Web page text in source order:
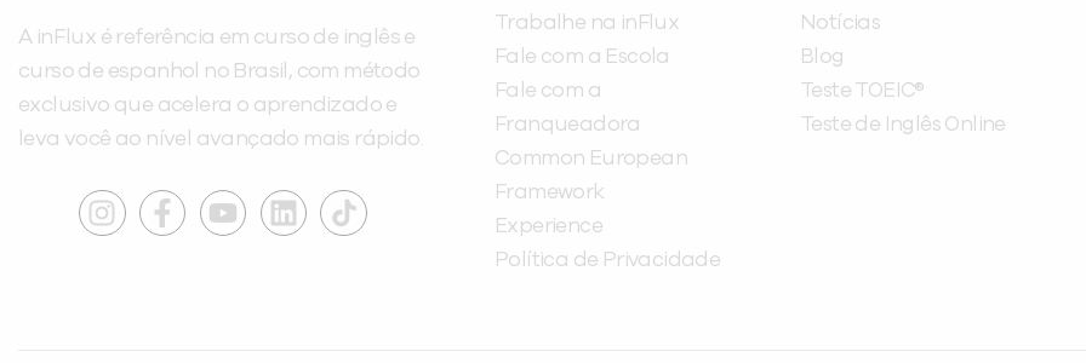
A inFlux é referência em curso de inglês e
curso de espanhol no Brasil, com método
exclusivo que acelera o aprendizado e
leva você ao nível avançado mais rápido.
Trabalhe na inFlux
Fale com a Escola
Fale com a
Franqueadora
Common European
Framework
Experience
Política de Privacidade
Notícias
Blog
Teste TOEIC®
Teste de Inglês Online